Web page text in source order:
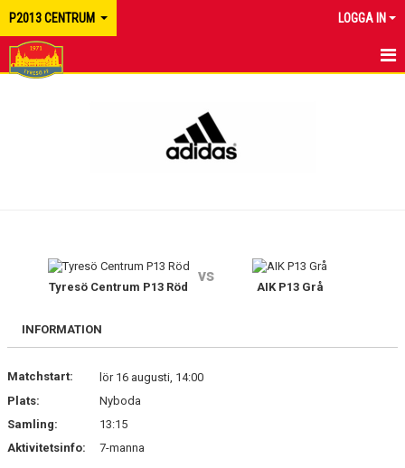
P2013 CENTRUM LOGGA IN
BILDGALLERI
DOKUMENT
Tyresö Centrum P13 Röd
vs
AIK P13 Grå
INFORMATION
Matchstart:
lör 16 augusti, 14:00
Plats:
Nyboda
Samling:
13:15
Aktivitetsinfo:
7-manna